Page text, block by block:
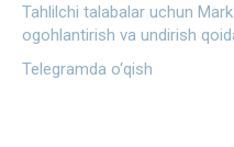
Tahlilchi talabalar uchun
ogohlantirish va undirish
Telegramda o‘qish